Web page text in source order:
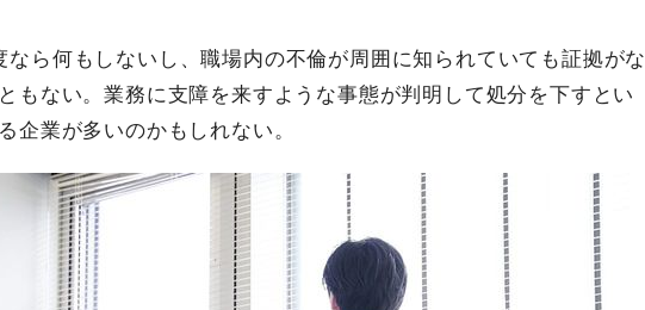
なら何もしないし、職場内の不倫が周囲に知られていても証拠がな
もない。業務に支障を来すような事態が判明して処分を下すとい
企業が多いのかもしれない。